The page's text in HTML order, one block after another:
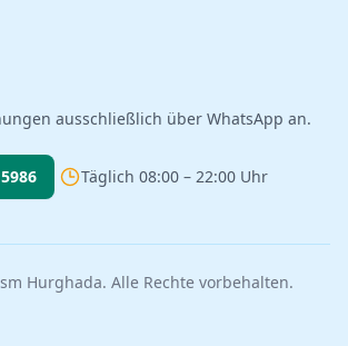
ausschließlich über WhatsApp an.
Täglich 08:00 – 22:00 Uhr
Hurghada. Alle Rechte vorbehalten.